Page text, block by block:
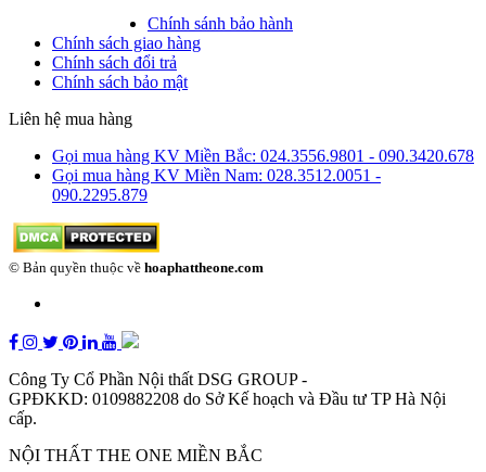
Chính sánh bảo hành
Chính sách giao hàng
Chính sách đổi trả
Chính sách bảo mật
Liên hệ mua hàng
Gọi mua hàng KV Miền Bắc: 024.3556.9801 - 090.3420.678
Gọi mua hàng KV Miền Nam: 028.3512.0051 -
090.2295.879
© Bản quyền thuộc về hoaphattheone.com
Công Ty Cổ Phần Nội thất DSG GROUP -
GPĐKKD: 0109882208 do Sở Kế hoạch và Đầu tư TP Hà Nội
cấp.
NỘI THẤT THE ONE MIỀN BẮC